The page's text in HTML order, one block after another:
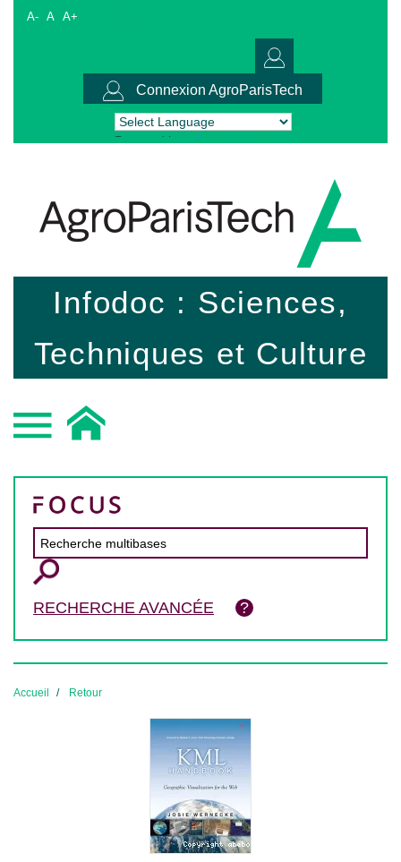
A- A A+
Connexion AgroParisTech
Powered by Translate
Infodoc : Sciences,
Techniques et Culture
RECHERCHE AVANCÉE
Accueil Retour